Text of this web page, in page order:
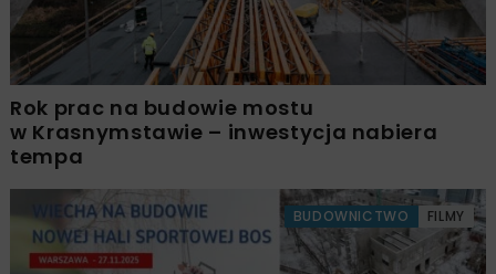
Rok prac na budowie mostu
w Krasnymstawie – inwestycja nabiera
tempa
BUDOWNICTWO FILMY